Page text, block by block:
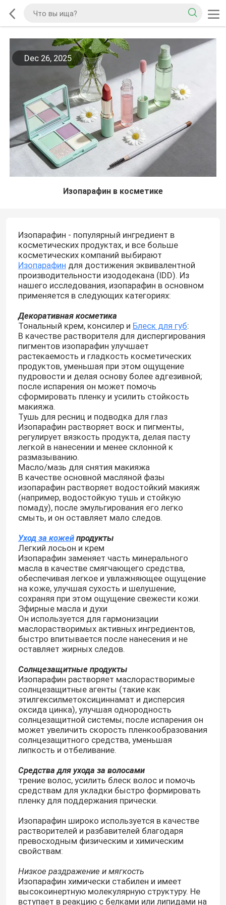
Dec 26, 2025
Изопарафин в косметике
Изопарафин - популярный ингредиент в
косметических продуктах, и все больше
косметических компаний выбирают
Изопарафин для достижения эквивалентной
производительности изододекана (IDD). Из
нашего исследования, изопарафин в основном
применяется в следующих категориях:
Декоративная косметика
Тональный крем, консилер и Блеск для губ:
В качестве растворителя для диспергирования
пигментов изопарафин улучшает
растекаемость и гладкость косметических
продуктов, уменьшая при этом ощущение
пудровости и делая основу более адгезивной;
после испарения он может помочь
сформировать пленку и усилить стойкость
макияжа.
Тушь для ресниц и подводка для глаз
Изопарафин растворяет воск и пигменты,
регулирует вязкость продукта, делая пасту
легкой в нанесении и менее склонной к
размазыванию.
Масло/мазь для снятия макияжа
В качестве основной масляной фазы
изопарафин растворяет водостойкий макияж
(например, водостойкую тушь и стойкую
помаду), после эмульгирования его легко
смыть, и он оставляет мало следов.
Уход за кожейпродукты
Легкий лосьон и крем
Изопарафин заменяет часть минерального
масла в качестве смягчающего средства,
обеспечивая легкое и увлажняющее ощущение
на коже, улучшая сухость и шелушение,
сохраняя при этом ощущение свежести кожи.
Эфирные масла и духи
Он используется для гармонизации
маслорастворимых активных ингредиентов,
быстро впитывается после нанесения и не
оставляет жирных следов.
Солнцезащитные продукты
Изопарафин растворяет маслорастворимые
солнцезащитные агенты (такие как
этилгексилметоксициннамат и дисперсия
оксида цинка), улучшая однородность
солнцезащитной системы; после испарения он
может увеличить скорость пленкообразования
солнцезащитного средства, уменьшая
липкость и отбеливание.
Средства для ухода за волосами
трение волос, усилить блеск волос и помочь
средствам для укладки быстро формировать
пленку для поддержания прически.
Изопарафин широко используется в качестве
растворителей и разбавителей благодаря
превосходным физическим и химическим
свойствам:
Низкое раздражение и мягкость
Изопарафин химически стабилен и имеет
высокоинертную молекулярную структуру. Не
вступает в реакцию с белками или липидами на